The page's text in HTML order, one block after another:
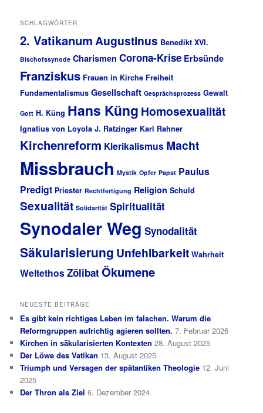
SCHLAGWÖRTER
2. VatikanumAugustinus Benedikt XVI.
Bischofssynode Charismen Corona-Krise Erbsünde
Franziskus Frauen in Kirche Freiheit
Fundamentalismus Gesellschaft Gesprächsprozess Gewalt
Gott H. Küng Hans Küng Homosexualität
Ignatius von Loyola J. Ratzinger Karl Rahner
Kirchenreform Klerikalismus Macht
Missbrauch Mystik Opfer Papst Paulus
Predigt Priester Rechtfertigung Religion Schuld
Sexualität Solidarität Spiritualität
Synodaler Weg Synodalität
Säkularisierung Unfehlbarkeit Wahrheit
WeltethosZölibatÖkumene
NEUESTE BEITRÄGE
Es gibt kein richtiges Leben im falschen. Warum die
Reformgruppen aufrichtig agieren sollten. 7. Februar 2026
Kirchen in säkularisierten Kontexten 28. August 2025
Der Löwe des Vatikan 13. August 2025
Triumph und Versagen der spätantiken Theologie 12. Juni
2025
Der Thron als Ziel 6. Dezember 2024